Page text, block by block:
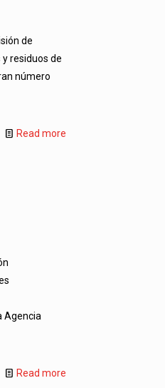
de
y residuos de
número
Read more
Agencia
Read more